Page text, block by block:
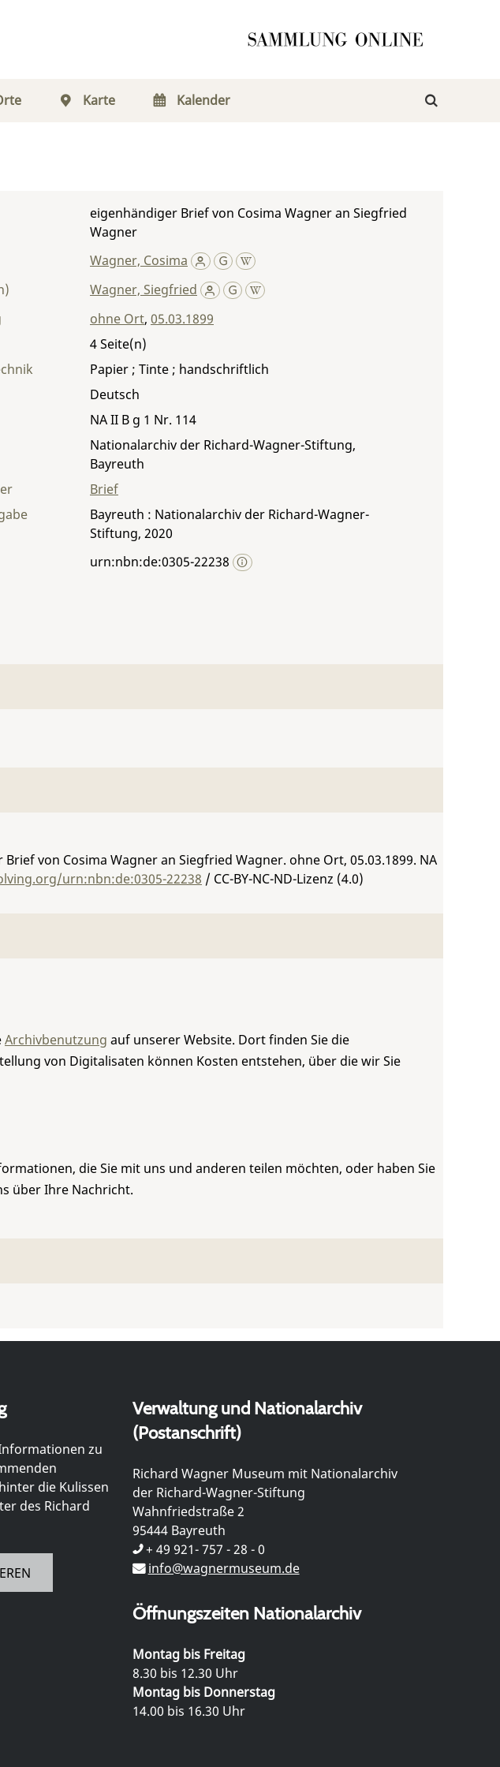
Karte Kalender
eigenhändiger Brief von Cosima Wagner an Siegfried
Wagner
Wagner, Cosima
Wagner, Siegfried
ohne Ort, 05.03.1899
4
Papier ; Tinte ; handschriftlich
Deutsch
NA II B g 1 Nr. 114
Nationalarchiv der Richard-Wagner-Stiftung,
Bayreuth
Brief
Bayreuth : Nationalarchiv der Richard-Wagner-
Stiftung, 2020
urn:nbn:de:0305-22238
von Cosima Wagner an Siegfried Wagner. ohne Ort, 05.03.1899. NA
urn:nbn:de:0305-22238 / CC-BY-NC-ND-Lizenz (4.0)
Archivbenutzung auf unserer Website. Dort finden Sie die
von Digitalisaten können Kosten entstehen, über die wir Sie
die Sie mit uns und anderen teilen möchten, oder haben Sie
über Ihre Nachricht.
zu
die Kulissen
des Richard
Verwaltung und Nationalarchiv
(Postanschrift)
Richard Wagner Museum mit Nationalarchiv
der Richard-Wagner-Stiftung
Wahnfriedstraße 2
95444 Bayreuth
+ 49 921- 757 - 28 - 0
info@wagnermuseum.de
Öffnungszeiten Nationalarchiv
Montag bis Freitag
8.30 bis 12.30 Uhr
Montag bis Donnerstag
14.00 bis 16.30 Uhr